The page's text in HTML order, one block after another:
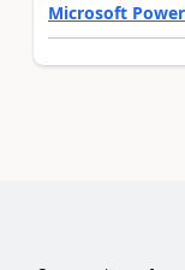
Microsoft